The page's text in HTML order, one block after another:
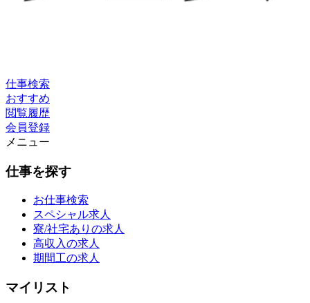
仕事検索
おすすめ
閲覧履歴
会員登録
メニュー
仕事を探す
お仕事検索
スペシャル求人
寮/社宅ありの求人
高収入の求人
期間工の求人
マイリスト